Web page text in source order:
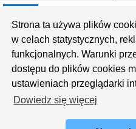
Strona ta używa plików
w celach statystycznych,
funkcjonalnych. Warunki
dostępu do plików cookies
ustawieniach przeglądarki
Dowiedz się więcej
Znaleziono 721 wyników
Technologię dostarcza phpBB ® Forum
Polski pakiet językowy dostarcza